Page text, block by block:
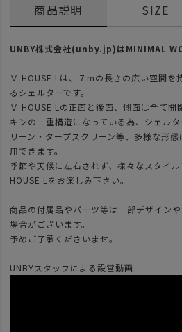
商品説明
UNBY株式会社(unby.jp)はMINIMAL
Ｖ HOUSE Lは、７mの長さの広い空間を
るシェルターです。
Ｖ HOUSE Lの正面と後面、側面は全て開
キンの二重構造になっている為、シェル
リーン・タープスクリーン等、多様な形
用できます。
季節や天候に左右されず、様々なスタイ
HOUSE Lをお楽しみ下さい。
商品の付属品やパーツ等は一部デザイン
場合がございます。
予めご了承くださいませ。
UNBYスタッフによる設営動画
SIZE